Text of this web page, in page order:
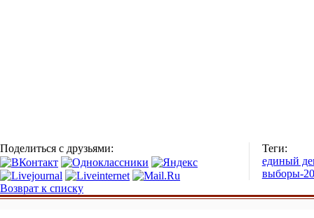
Поделиться с друзьями:
Теги:
единый
выборы-
Возврат к списку